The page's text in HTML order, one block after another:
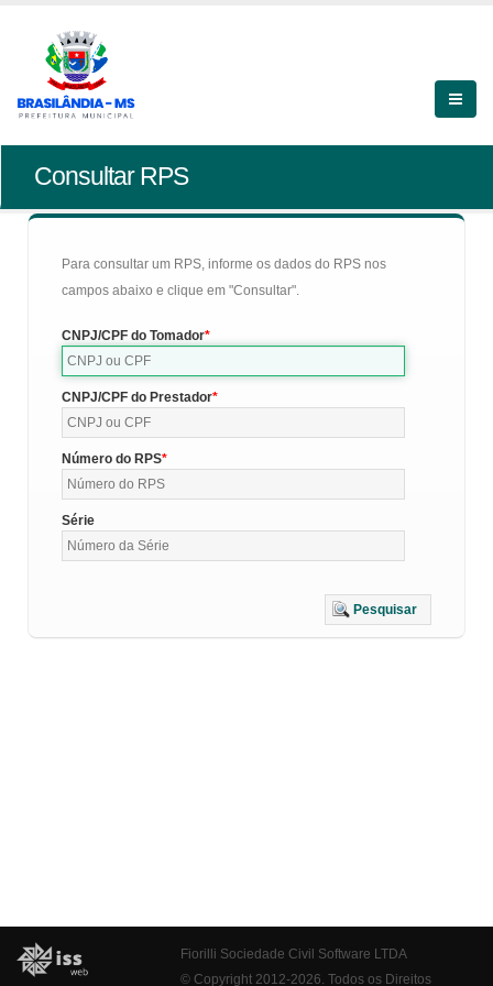
Consultar RPS
Para consultar um RPS, informe os dados do RPS nos
campos abaixo e clique em "Consultar".
CNPJ/CPF do Tomador
CNPJ/CPF do Prestador
Número do RPS
Série
Pesquisar
Fiorilli Sociedade Civil Software LTDA
© Copyright 2012-2026. Todos os Direitos